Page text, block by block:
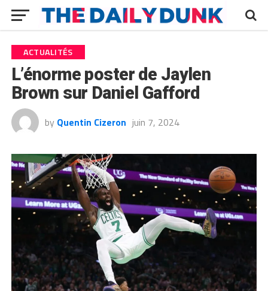
ACTUALITÉS
L’énorme poster de Jaylen
Brown sur Daniel Gafford
by Quentin Cizeron juin 7, 2024